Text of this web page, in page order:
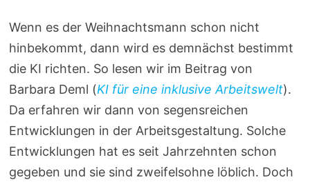
Wenn es der Weihnachtsmann schon nicht
hinbekommt, dann wird es demnächst bestimmt
die KI richten. So lesen wir im Beitrag von
Barbara Deml (KI für eine inklusive Arbeitswelt).
Da erfahren wir dann von segensreichen
Entwicklungen in der Arbeitsgestaltung. Solche
Entwicklungen hat es seit Jahrzehnten schon
gegeben und sie sind zweifelsohne löblich. Doch